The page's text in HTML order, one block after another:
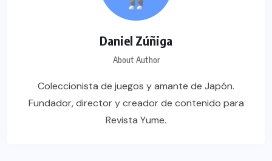
Daniel Zúñiga
About Author
Coleccionista de juegos y amante de Japón.
Fundador, director y creador de contenido para
Revista Yume.